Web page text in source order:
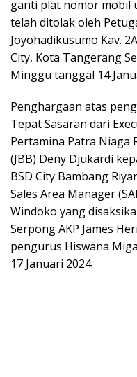
ganti plat nomor mobil
telah ditolak oleh
Joyohadikusumo Kav.
City, Kota Tangerang
Minggu tanggal 14
Penghargaan atas
Tepat Sasaran dari
Pertamina Patra Niaga
(JBB) Deny Djukardi
BSD City Bambang
Sales Area Manager
Windoko yang
Serpong AKP James
pengurus Hiswana
17 Januari 2024.